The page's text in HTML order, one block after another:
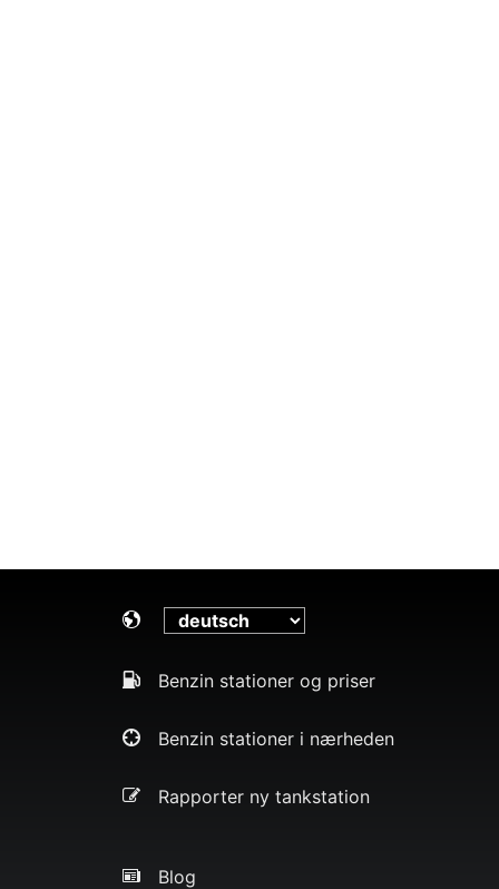
Benzin stationer og priser
Benzin stationer i nærheden
Rapporter ny tankstation
Blog